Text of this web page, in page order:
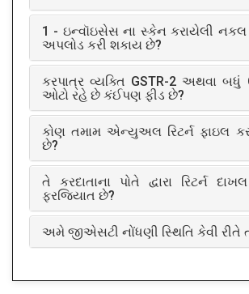
1 - ઇન્વૉઇસેસ ના સ્કેન કરાયેલી નકલ
અપલોડ કરી શકાય છે?
કરપાત્ર વ્યક્તિ GSTR-2 અથવા બધું
ઓટો રહે છે કંઈપણ ફીડ છે?
કોણ તમામ એન્યુઅલ રિટર્ન ફાઇલ
છે?
તે કરદાતાના પોતે દ્વારા રિટર્ન
ફરજિયાત છે?
અમે જીએસટી નોંધણી સ્થિતિ કેવી રીતે